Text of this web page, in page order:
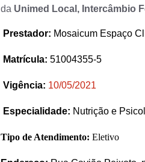
da Unimed Local, Intercâmbio
Prestador: Mosaicum Espaço
Matrícula: 51004355-5
Vigência: 10/05/2021
Especialidade: Nutrição e
Tipo de Atendimento: Eletivo